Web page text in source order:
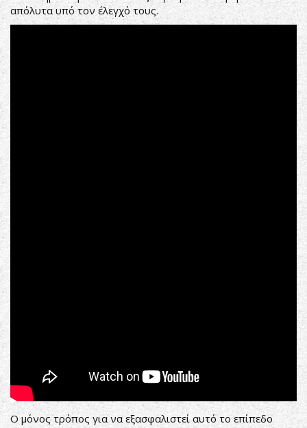
απόλυτα υπό τον έλεγχό τους.
Ο μόνος τρόπος για να εξασφαλιστεί αυτό το επίπεδο